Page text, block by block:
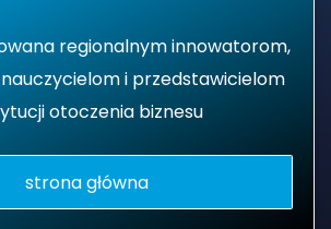
Pomorza Zachodniego” 2025
regionalnym innowatorom,
i przedstawicielom
otoczenia biznesu
strona główna